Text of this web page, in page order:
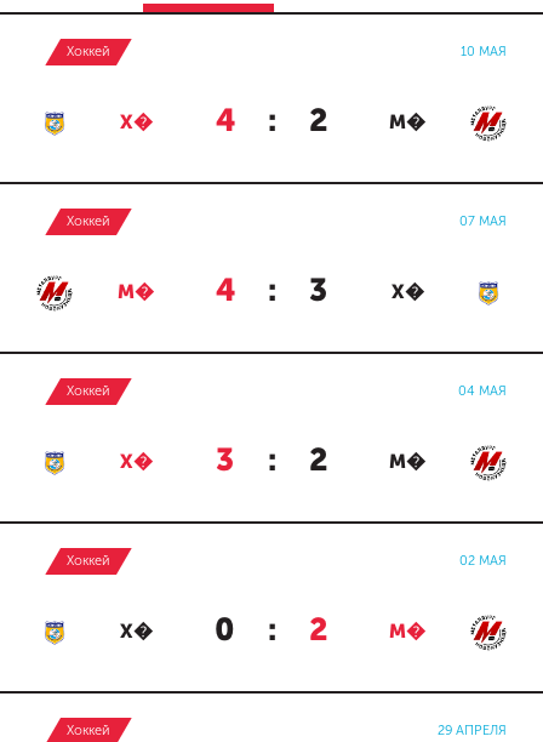
Хоккей 10 МАЯ
Х� 4 : 2 М�
Хоккей 07 МАЯ
М� 4 : 3 Х�
Хоккей 04 МАЯ
Х� 3 : 2 М�
Хоккей 02 МАЯ
Х� 0 : 2 М�
Хоккей 29 АПРЕЛЯ